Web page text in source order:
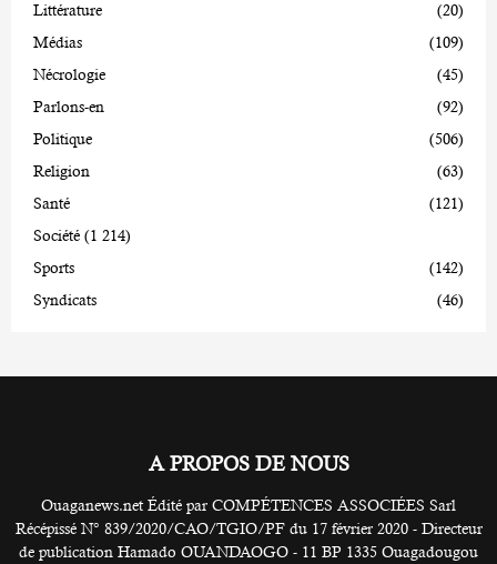
Littérature
(20)
Médias
(109)
Nécrologie
(45)
Parlons-en
(92)
Politique
(506)
Religion
(63)
Santé
(121)
Société (1 214)
Sports
(142)
Syndicats
(46)
A PROPOS DE NOUS
Ouaganews.net Édité par COMPÉTENCES ASSOCIÉES Sarl
Récépissé N° 839/2020/CAO/TGIO/PF du 17 février 2020 - Directeur
de publication Hamado OUANDAOGO - 11 BP 1335 Ouagadougou